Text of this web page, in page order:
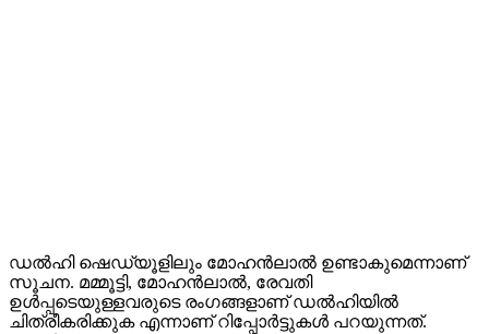
ഡൽഹി ഷെഡ്യൂളിലും മോഹൻലാൽ ഉണ്ടാകുമെന്നാണ്
സൂചന. മമ്മൂട്ടി, മോഹൻലാൽ, രേവതി
ഉൾപ്പടെയുള്ളവരുടെ രംഗങ്ങളാണ് ഡൽഹിയിൽ
ചിത്രീകരിക്കുക എന്നാണ് റിപ്പോർട്ടുകൾ പറയുന്നത്.